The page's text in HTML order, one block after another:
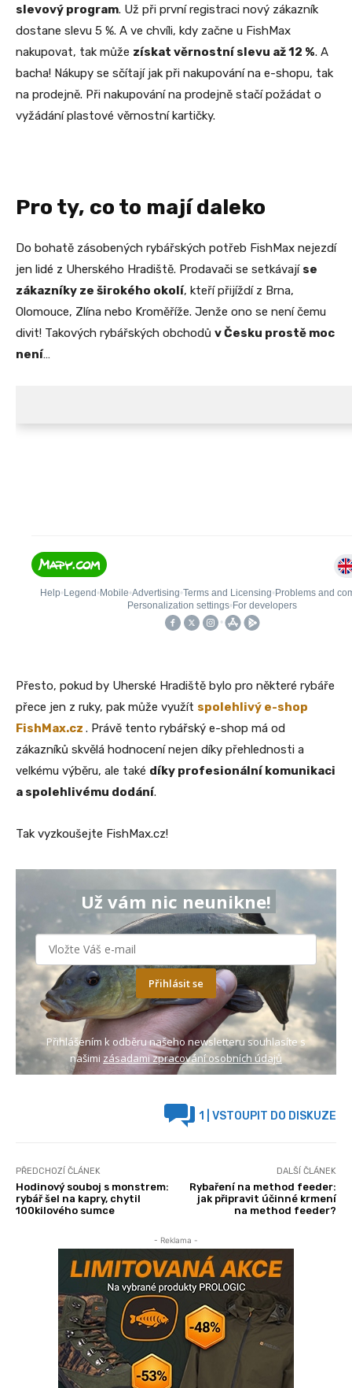
slevový program. Už při první registraci nový zákazník
dostane slevu 5 %. A ve chvíli, kdy začne u FishMax
nakupovat, tak může získat věrnostní slevu až 12 %. A
bacha! Nákupy se sčítají jak při nakupování na e-shopu, tak
na prodejně. Při nakupování na prodejně stačí požádat o
vyžádání plastové věrnostní kartičky.
Pro ty, co to mají daleko
Do bohatě zásobených rybářských potřeb FishMax nejezdí
jen lidé z Uherského Hradiště. Prodavači se setkávají se
zákazníky ze širokého okolí, kteří přijíždí z Brna,
Olomouce, Zlína nebo Kroměříže. Jenže ono se není čemu
divit! Takových rybářských obchodů v Česku prostě moc
není…
Přesto, pokud by Uherské Hradiště bylo pro některé rybáře
přece jen z ruky, pak může využít spolehlivý e-shop
FishMax.cz . Právě tento rybářský e-shop má od
zákazníků skvělá hodnocení nejen díky přehlednosti a
velkému výběru, ale také díky profesionální komunikaci
a spolehlivému dodání.
Tak vyzkoušejte FishMax.cz!
Už vám nic neunikne!
Přihlásit se
Přihlášením k odběru našeho newsletteru souhlasíte s
našimi zásadami zpracování osobních údajů
1 | VSTOUPIT DO DISKUZE
PŘEDCHOZÍ ČLÁNEK
Hodinový souboj s monstrem:
rybář šel na kapry, chytil
100kilového sumce
DALŠÍ ČLÁNEK
Rybaření na method feeder:
jak připravit účinné krmení
na method feeder?
- Reklama -